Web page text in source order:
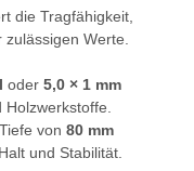
die Tragfähigkeit,
Werte.
oder 5,0 × 1 mm
von 80 mm
und Stabilität.